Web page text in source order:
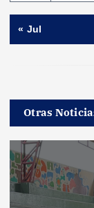
« Jul
Otras